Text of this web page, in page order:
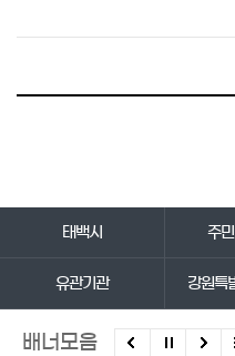
태백시 주
유관기관 강원특
배너모음